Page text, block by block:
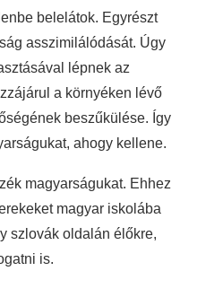
belelátok. Egyrészt
asszimilálódását. Úgy
lépnek az
a környéken lévő
beszűkülése. Így
ahogy kellene.
magyarságukat. Ehhez
magyar iskolába
szlovák oldalán élőkre,
is.